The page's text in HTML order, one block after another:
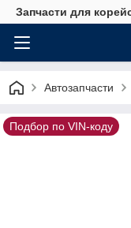
Запчасти для
Автозапчасти
Подбор по VIN-коду